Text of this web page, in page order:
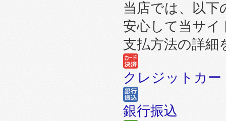
当店では、以
安心して当サイ
支払方法の詳細
クレジットカー
銀行振込